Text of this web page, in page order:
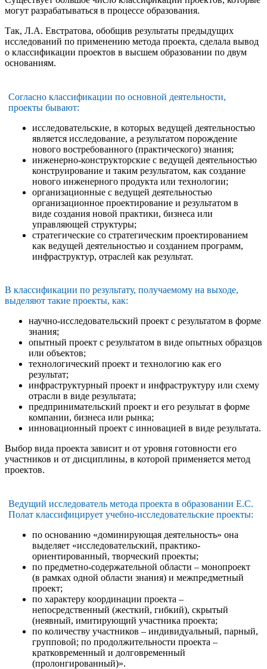
могут разрабатываться в процессе образования.
Так, Л.А. Евстратова, обобщив результаты предыдущих
исследований по применению метода проекта, сделала вывод
о классификации проектов в высшем образовании по двум
основаниям.
Согласно классификации по основной деятельности,
проекты бывают:
исследовательские, в которых ведущей деятельностью
является исследование, а результатом порождение
нового востребованного (практического) знания;
инженерно-конструкторские с ведущей деятельностью
конструирование и таким результатом, как создание
нового инженерного продукта или технологии;
организационные с ведущей деятельностью
организационное проектирование и результатом в
виде создания новой практики, бизнеса или
управляющей структуры;
стратегические со стратегическим проектированием
как ведущей деятельностью и созданием программ,
инфраструктур, отраслей как результат.
В классификации по результату, получаемому на выходе,
выделяют такие проекты, как:
научно-исследовательский проект с результатом в форме
знания;
опытный проект с результатом в виде опытных образцов
или объектов;
технологический проект и технологию как его
результат;
инфраструктурный проект и инфраструктуру или схему
отрасли в виде результата;
предпринимательский проект и его результат в форме
компании, бизнеса или рынка;
инновационный проект с инновацией в виде результата.
Выбор вида проекта зависит и от уровня готовности его
участников и от дисциплины, в которой применяется метод
проектов.
Ведущий исследователь метода проекта в образовании Е.С.
Полат классифицирует учебно-исследовательские проекты:
по основанию «доминирующая деятельность» она
выделяет «исследовательский, практико-
ориентированный, творческий проекты;
по предметно-содержательной области – монопроект
(в рамках одной области знания) и межпредметный
проект;
по характеру координации проекта –
непосредственный (жесткий, гибкий), скрытый
(неявный, имитирующий участника проекта;
по количеству участников – индивидуальный, парный,
групповой; по продолжительности проекта –
кратковременный и долговременный
(пролонгированный)».